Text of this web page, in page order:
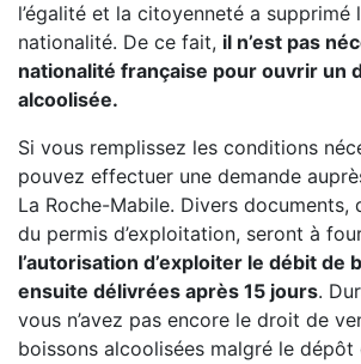
l’égalité et la citoyenneté a
nationalité. De ce fait, il n’est pas
nationalité française pour ouvrir un
alcoolisée.
Si vous remplissez les conditions
pouvez effectuer une demande
La Roche-Mabile. Divers
du permis d’exploitation, seront à
l’autorisation d’exploiter le débit de
ensuite délivrées après 15 jours.
vous n’avez pas encore le droit de
boissons alcoolisées malgré le dépôt